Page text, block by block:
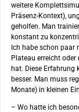
weitere
Präsenz-Kontext),
geholfen. Man
konstant zu
Ich habe schon paar
Plateau erreicht oder
hat. Diese Erfahrung
besser. Man muss
Monate) in kleinen
– Wo hatte ich